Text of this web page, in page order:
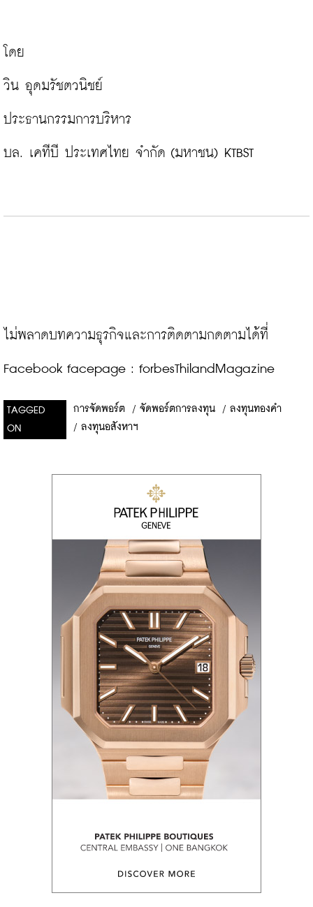
โดย
วิน อุดมรัชตวนิชย์
ประธานกรรมการบริหาร
บล. เคทีบี ประเทศไทย จำกัด (มหาชน) KTBST
ไม่พลาดบทความธุรกิจและการติดตามกดตามได้ที่
Facebook facepage : forbesThilandMagazine
TAGGED
ON
การจัดพอร์ต / จัดพอร์ตการลงทุน / ลงทุนทองคำ
/ ลงทุนอสังหาฯ